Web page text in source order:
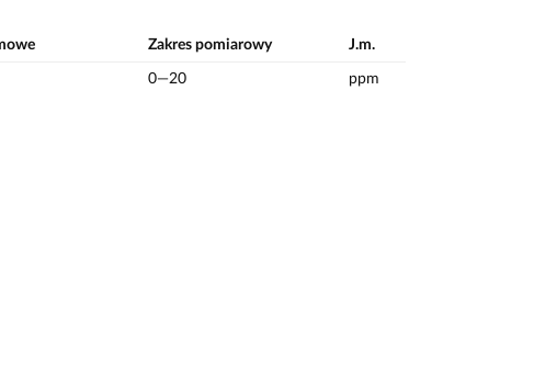
Zakres pomiarowy J.m.
0—20 ppm